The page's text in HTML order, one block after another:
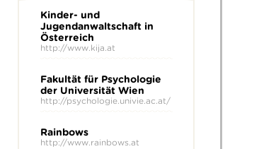
Kinder- und
Jugendanwaltschaft in
Österreich
http://www.kija.at
Fakultät für Psychologie
der Universität Wien
http://psychologie.univie.ac.at/
Rainbows
http://www.rainbows.at